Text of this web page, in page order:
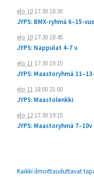
elo 1017:30 18:30
JYPS: BMX-ryhmä 6–15-
elo 1017:30 18:45
JYPS: Nappulat 4-7 v.
elo 1117:30 19:15
JYPS: Maastoryhmä
elo 1118:00 21:00
JYPS: Maastolenkki
elo 1217:30 19:15
JYPS: Maastoryhmä 7–10v
Kaikki ilmoittauduttavat